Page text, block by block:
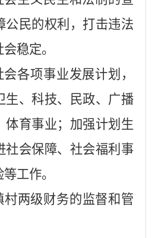
公民的权利，打击违法
稳定。
各项事业发展计划，
生、科技、民政、广播
体育事业；加强计划生
社会保障、社会福利事
工作。
村两级财务的监督和管